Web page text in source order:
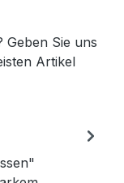
Geben Sie uns
Artikel